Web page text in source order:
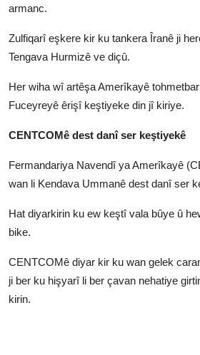
armanc.
Zulfiqarî eşkere kir ku tankera Îranê ji
Tengava Hurmizê ve diçû.
Her wiha wî artêşa Amerîkayê
Fuceyreyê êrişî keştiyeke din jî kiriye.
CENTCOMê dest danî ser keştiyekê
Fermandariya Navendî ya Amerîkayê
wan li Kendava Ummanê dest danî ser
Hat diyarkirin ku ew keştî vala bûye û
bike.
CENTCOMê diyar kir ku wan gelek
ji ber ku hişyarî li ber çavan nehatiye
kirin.